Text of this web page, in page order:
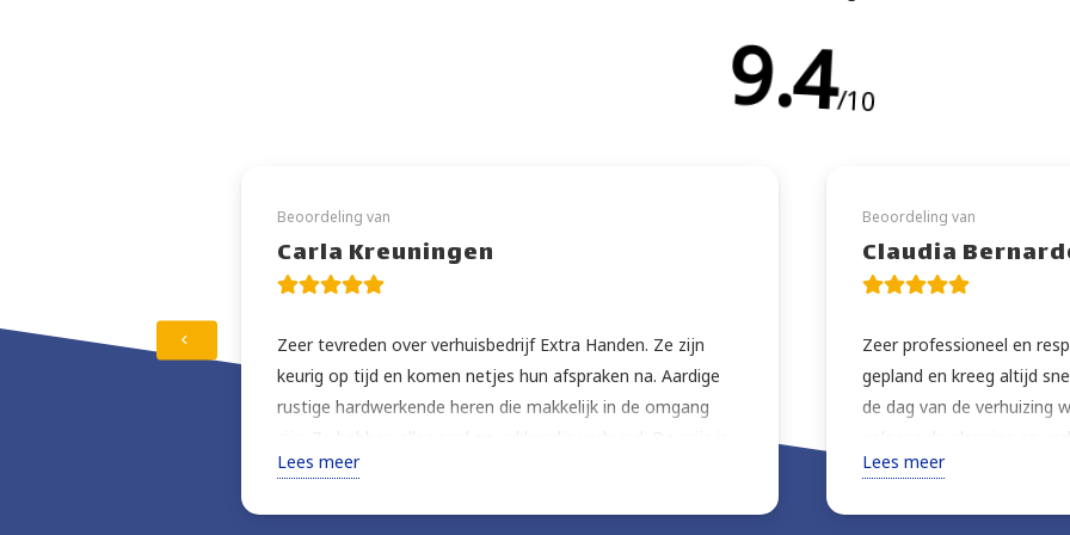
9.5/10
Beoordeling van
Carla Kreuningen
Zeer tevreden over verhuisbedrijf Extra Handen. Ze zijn
keurig op tijd en komen netjes hun afspraken na. Aardige
rustige hardwerkende heren die makkelijk in de omgang
zijn. Ze hebben alles snel en vakkundig verhuisd. De prijs is
ook nog eens zeer gunstig. Ik ben blij dat ik dit bedrijf heb
Lees meer
Beoordeling van
Claudia
Zeer professioneel en
gepland en kreeg altijd
de dag van de verhuizing
volgens de planning en
extra zorg. Zeer
Lees meer